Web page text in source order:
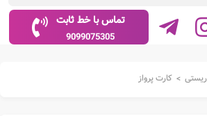
تماس با خط ثابت
9099075305
> کارت پرواز